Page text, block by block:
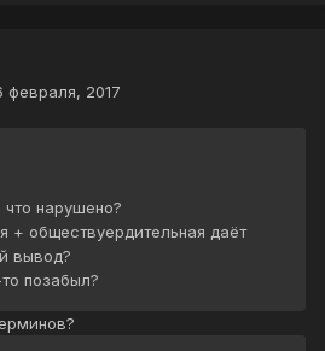
февраля, 2017
нарушено?
+ обществуердительная даёт
вывод?
позабыл?